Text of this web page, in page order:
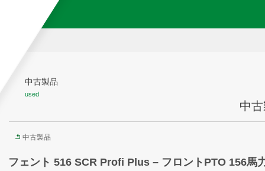
中古製品
used
中
中古製品
フェント 516 SCR Profi Plus – フロントPTO 156馬